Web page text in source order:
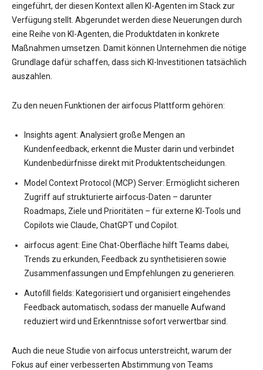
eingeführt, der diesen Kontext allen KI-Agenten im Stack zur
Verfügung stellt. Abgerundet werden diese Neuerungen durch
eine Reihe von KI-Agenten, die Produktdaten in konkrete
Maßnahmen umsetzen. Damit können Unternehmen die nötige
Grundlage dafür schaffen, dass sich KI-Investitionen tatsächlich
auszahlen.
Zu den neuen Funktionen der airfocus Plattform gehören:
Insights agent: Analysiert große Mengen an
Kundenfeedback, erkennt die Muster darin und verbindet
Kundenbedürfnisse direkt mit Produktentscheidungen.
Model Context Protocol (MCP) Server: Ermöglicht sicheren
Zugriff auf strukturierte airfocus-Daten – darunter
Roadmaps, Ziele und Prioritäten – für externe KI-Tools und
Copilots wie Claude, ChatGPT und Copilot.
airfocus agent: Eine Chat-Oberfläche hilft Teams dabei,
Trends zu erkunden, Feedback zu synthetisieren sowie
Zusammenfassungen und Empfehlungen zu generieren.
Autofill fields: Kategorisiert und organisiert eingehendes
Feedback automatisch, sodass der manuelle Aufwand
reduziert wird und Erkenntnisse sofort verwertbar sind.
Auch die neue Studie von airfocus unterstreicht, warum der
Fokus auf einer verbesserten Abstimmung von Teams